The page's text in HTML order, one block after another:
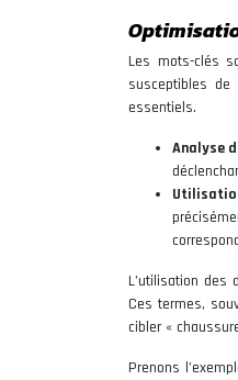
Les mots-clés
susceptibles
essentiels.
Analyse
L’utilisation
Ces termes,
cibler «
Prenons